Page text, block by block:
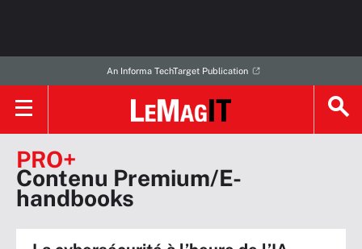
An Informa TechTarget Publication
PRO+
Contenu Premium/E-
handbooks